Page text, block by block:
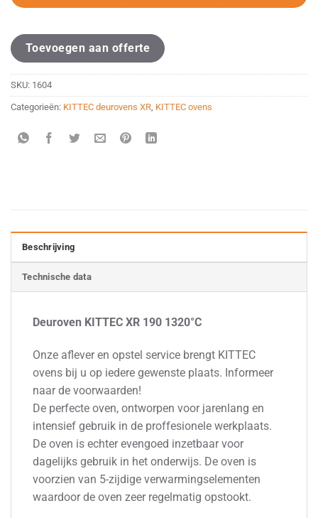
Toevoegen aan offerte
SKU: 1604
Categorieën: KITTEC deurovens XR, KITTEC ovens
Beschrijving
Technische data
Deuroven KITTEC XR 190 1320°C
Onze aflever en opstel service brengt KITTEC
ovens bij u op iedere gewenste plaats. Informeer
naar de voorwaarden!
De perfecte oven, ontworpen voor jarenlang en
intensief gebruik in de proffesionele werkplaats.
De oven is echter evengoed inzetbaar voor
dagelijks gebruik in het onderwijs. De oven is
voorzien van 5-zijdige verwarmingselementen
waardoor de oven zeer regelmatig opstookt.